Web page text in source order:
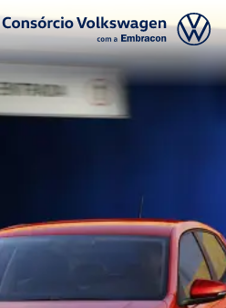
Logo Consórcio Volkswagen com a